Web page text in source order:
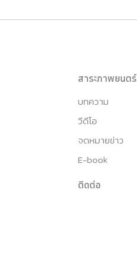
สาระภาพยนตร์
บทความ
วีดีโอ
จดหมายข่าว
E-book
ติดต่อ